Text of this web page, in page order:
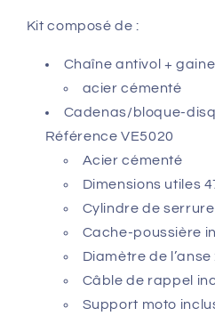
Kit composé de :
Chaîne antivol +
acier cémenté
Cadenas/bloque-
Référence VE5020
Acier cémenté
Dimensions utiles
Cylindre de
Cache-poussière
Diamètre de l’anse
Câble de rappel
Support moto